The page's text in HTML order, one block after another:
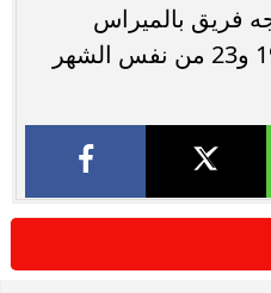
فريق بالميراس
وفريق بورتو في يومي 19 و23 من نفس الشهر